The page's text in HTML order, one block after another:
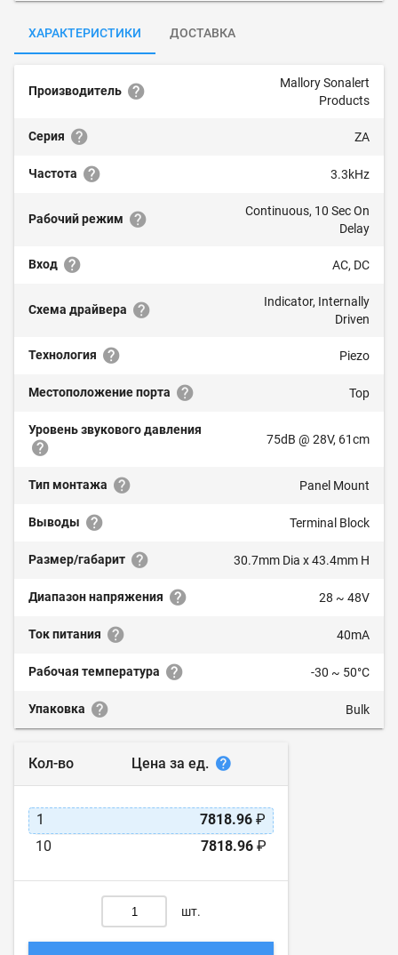
ХАРАКТЕРИСТИКИ ДОСТАВКА
Производитель
Mallory Sonalert
Products
Серия ZA
Частота 3.3kHz
Рабочий режим
Continuous, 10 Sec On
Delay
Вход AC, DC
Схема драйвера
Indicator, Internally
Driven
Технология Piezo
Местоположение порта Top
Уровень звукового давления
75dB @ 28V, 61cm
Тип монтажа Panel Mount
Выводы Terminal Block
Размер/габарит 30.7mm Dia x 43.4mm H
Диапазон напряжения 28 ~ 48V
Ток питания 40mA
Рабочая температура -30 ~ 50°C
Упаковка Bulk
Кол-во Цена за ед.
1 7818.96 ₽
10
7818.96 ₽
шт.